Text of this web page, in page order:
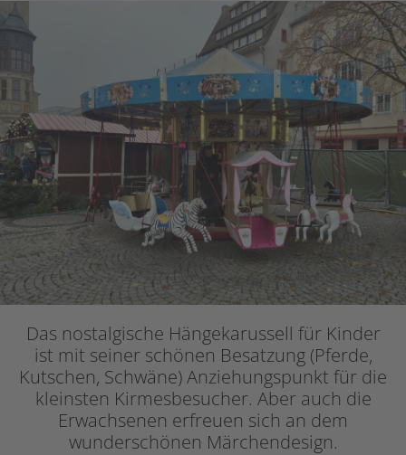
Das nostalgische Hängekarussell für Kinder
ist mit seiner schönen Besatzung (Pferde,
Kutschen, Schwäne) Anziehungspunkt für die
kleinsten Kirmesbesucher. Aber auch die
Erwachsenen erfreuen sich an dem
wunderschönen Märchendesign.